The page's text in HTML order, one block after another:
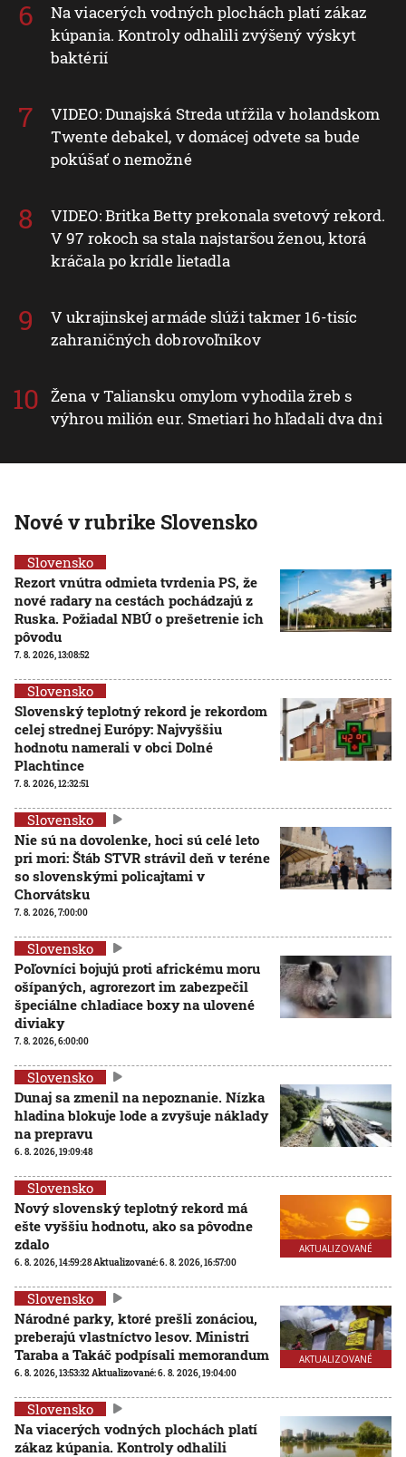
Na viacerých vodných plochách platí zákaz
kúpania. Kontroly odhalili zvýšený výskyt
baktérií
VIDEO: Dunajská Streda utŕžila v holandskom
Twente debakel, v domácej odvete sa bude
pokúšať o nemožné
VIDEO: Britka Betty prekonala svetový rekord.
V 97 rokoch sa stala najstaršou ženou, ktorá
kráčala po krídle lietadla
V ukrajinskej armáde slúži takmer 16-tisíc
zahraničných dobrovoľníkov
Žena v Taliansku omylom vyhodila žreb s
výhrou milión eur. Smetiari ho hľadali dva dni
Nové v rubrike Slovensko
Slovensko
Rezort vnútra odmieta tvrdenia PS, že
nové radary na cestách pochádzajú z
Ruska. Požiadal NBÚ o prešetrenie ich
pôvodu
7. 8. 2026, 13:08:52
Slovensko
Slovenský teplotný rekord je rekordom
celej strednej Európy: Najvyššiu
hodnotu namerali v obci Dolné
Plachtince
7. 8. 2026, 12:32:51
Slovensko
Nie sú na dovolenke, hoci sú celé leto
pri mori: Štáb STVR strávil deň v teréne
so slovenskými policajtami v
Chorvátsku
7. 8. 2026, 7:00:00
Slovensko
Poľovníci bojujú proti africkému moru
ošípaných, agrorezort im zabezpečil
špeciálne chladiace boxy na ulovené
diviaky
7. 8. 2026, 6:00:00
Slovensko
Dunaj sa zmenil na nepoznanie. Nízka
hladina blokuje lode a zvyšuje náklady
na prepravu
6. 8. 2026, 19:09:48
AKTUALIZOVANÉ
Slovensko
Nový slovenský teplotný rekord má
ešte vyššiu hodnotu, ako sa pôvodne
zdalo
6. 8. 2026, 14:59:28Aktualizované:6. 8. 2026, 16:57:00
AKTUALIZOVANÉ
Slovensko
Národné parky, ktoré prešli zonáciou,
preberajú vlastníctvo lesov. Ministri
Taraba a Takáč podpísali memorandum
6. 8. 2026, 13:53:32Aktualizované:6. 8. 2026, 19:04:00
Slovensko
Na viacerých vodných plochách platí
zákaz kúpania. Kontroly odhalili